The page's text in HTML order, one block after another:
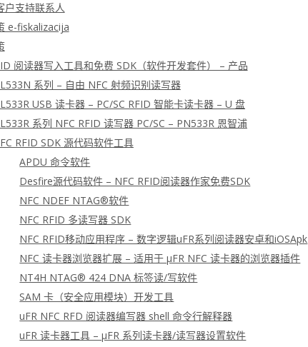
户支持联系人
e-fiskalizacija
阅读器写入工具和免费 SDK（软件开发套件） – 产品
系列 – 自由 NFC 射频识别读写器
USB 读卡器 – PC/SC RFID 智能卡读卡器 – U 盘
系列 NFC RFID 读写器 PC/SC – PN533R 恩智浦
RFID SDK 源代码软件工具
APDU 命令软件
Desfire源代码软件 – NFC RFID阅读器作家免费SDK
NFC NDEF NTAG®软件
NFC RFID 多读写器 SDK
NFC RFID移动应用程序 – 数字逻辑uFR系列阅读器安卓和iOSApk
NFC 读卡器浏览器扩展 – 适用于 μFR NFC 读卡器的浏览器插件
NT4H NTAG® 424 DNA 标签读/写软件
SAM 卡（安全应用模块）开发工具
uFR NFC RFD 阅读器编写器 shell 命令行解释器
uFR 读卡器工具 – μFR 系列读卡器/读写器设置软件